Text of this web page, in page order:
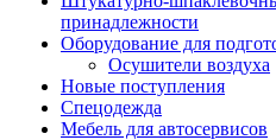
принадлежности
Оборудование для
Осушители воздуха
Новые поступления
Спецодежда
Мебель для автосервисов